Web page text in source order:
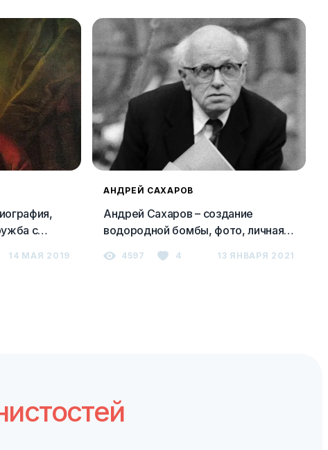
с
14 МАЯ 2019
АНДРЕЙ САХАРОВ
Андрей Сахаров – создание
водородной бомбы, фото, личная
4597 4 13 ЯНВАРЯ 2021